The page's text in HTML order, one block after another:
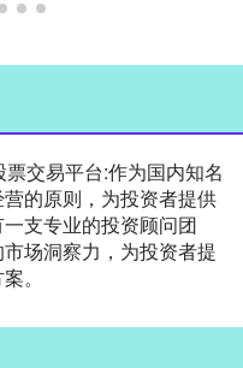
交易平台:作为国内知名
的原则，为投资者提供
支专业的投资顾问团
场洞察力，为投资者提
。